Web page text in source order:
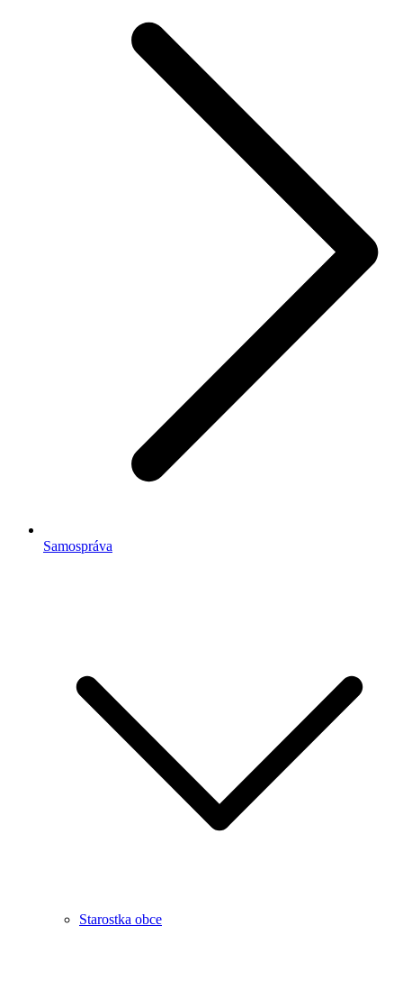
Samospráva
Starostka obce